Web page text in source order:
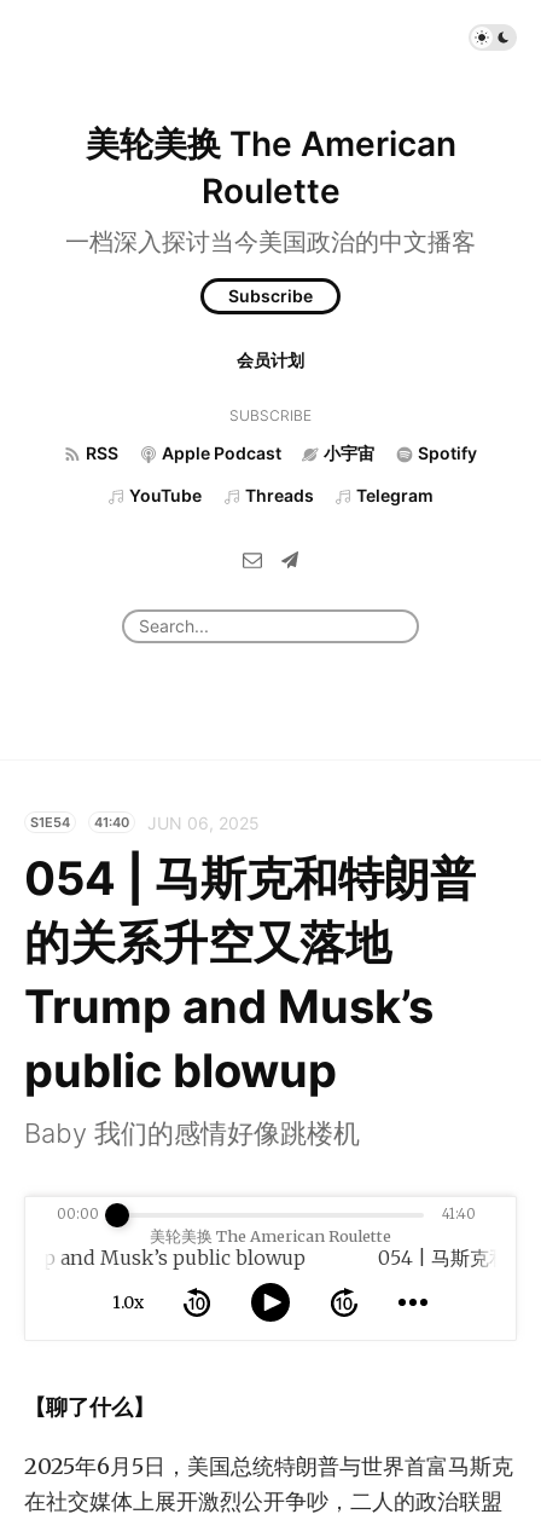
美轮美换 The American
Roulette
一档深入探讨当今美国政治的中文播客
Subscribe
会员计划
SUBSCRIBE
RSS Apple Podcast 小宇宙 Spotify
YouTube Threads Telegram
S1E54 41:40 JUN 06, 2025
054 | 马斯克和特朗普
的关系升空又落地
Trump and Musk’s
public blowup
Baby 我们的感情好像跳楼机
美轮美换 The American Roulette
and Musk’s public blowup
1.0x
00:00 41:40
【聊了什么】
2025年6月5日，美国总统特朗普与世界首富马斯克
在社交媒体上展开激烈公开争吵，二人的政治联盟